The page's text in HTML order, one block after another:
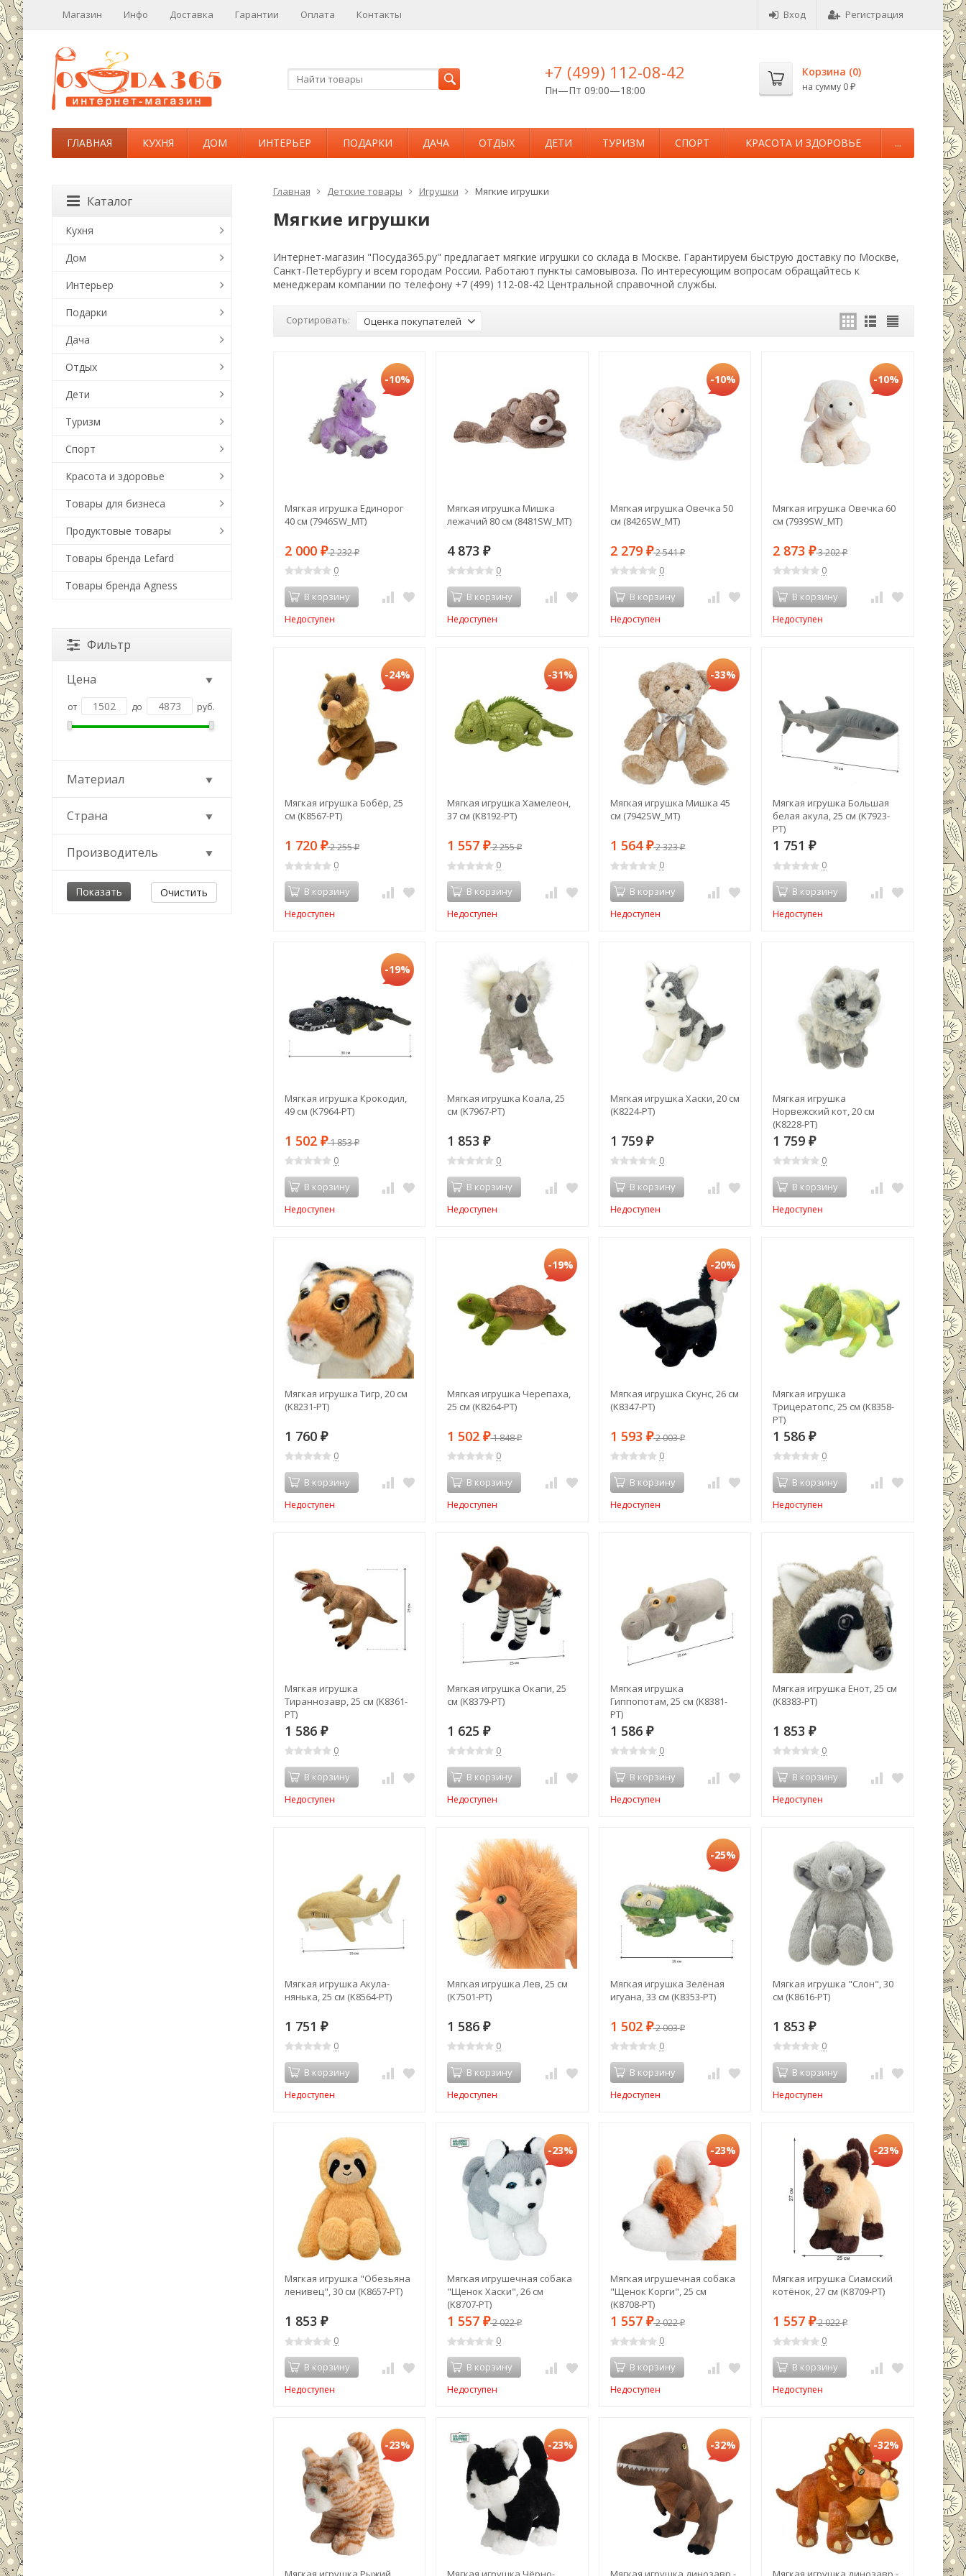
Магазин Инфо Доставка Гарантии Оплата Контакты Вход Регистрация
+7 (499) 112-08-42
Пн—Пт 09:00—18:00
Корзина (0)
на сумму 0 ₽
ГЛАВНАЯ КУХНЯ ДОМ ИНТЕРЬЕР ПОДАРКИ ДАЧА ОТДЫХ ДЕТИ ТУРИЗМ СПОРТ КРАСОТА И ЗДОРОВЬЕ ...
Главная Детские товары Игрушки Мягкие игрушки
Мягкие игрушки
Интернет-магазин "Посуда365.ру" предлагает мягкие игрушки со склада в Москве. Гарантируем быструю доставку по Москве,
Санкт-Петербургу и всем городам России. Работают пункты самовывоза. По интересующим вопросам обращайтесь к
менеджерам компании по телефону +7 (499) 112-08-42 Центральной справочной службы.
Сортировать: Оценка покупателей
-10%
Мягкая игрушка Единорог
40 см (7946SW_MT)
2 000 ₽2 232₽
0
В корзину
Недоступен
Мягкая игрушка Мишка
лежачий 80 см (8481SW_MT)
4 873₽
0
В корзину
Недоступен
-10%
Мягкая игрушка Овечка 50
см (8426SW_MT)
2 279 ₽2 541₽
0
В корзину
Недоступен
-10%
Мягкая игрушка Овечка 60
см (7939SW_MT)
2 873₽3 202₽
0
В корзину
Недоступен
-24%
Мягкая игрушка Бобёр, 25
см (K8567-PT)
1 720 ₽2 255₽
0
В корзину
Недоступен
-31%
Мягкая игрушка Хамелеон,
37 см (K8192-PT)
1 557₽2 255₽
0
В корзину
Недоступен
-33%
Мягкая игрушка Мишка 45
см (7942SW_MT)
1 564 ₽2 323₽
0
В корзину
Недоступен
Мягкая игрушка Большая
белая акула, 25 см (K7923-
PT)
1 751₽
0
В корзину
Недоступен
-19%
Мягкая игрушка Крокодил,
49 см (K7964-PT)
1 502 ₽1 853₽
0
В корзину
Недоступен
Мягкая игрушка Коала, 25
см (K7967-PT)
1 853₽
0
В корзину
Недоступен
Мягкая игрушка Хаски, 20 см
(K8224-PT)
1 759 ₽
0
В корзину
Недоступен
Мягкая игрушка
Норвежский кот, 20 см
(K8228-PT)
1 759₽
0
В корзину
Недоступен
Мягкая игрушка Тигр, 20 см
(K8231-PT)
1 760 ₽
0
В корзину
Недоступен
-19%
Мягкая игрушка Черепаха,
25 см (K8264-PT)
1 502₽1 848₽
0
В корзину
Недоступен
-20%
Мягкая игрушка Скунс, 26 см
(K8347-PT)
1 593 ₽2 003₽
0
В корзину
Недоступен
Мягкая игрушка
Трицератопс, 25 см (K8358-
PT)
1 586₽
0
В корзину
Недоступен
Мягкая игрушка
Тираннозавр, 25 см (K8361-
PT)
1 586 ₽
0
В корзину
Недоступен
Мягкая игрушка Окапи, 25
см (K8379-PT)
1 625₽
0
В корзину
Недоступен
Мягкая игрушка
Гиппопотам, 25 см (K8381-
PT)
1 586 ₽
0
В корзину
Недоступен
Мягкая игрушка Енот, 25 см
(K8383-PT)
1 853₽
0
В корзину
Недоступен
Мягкая игрушка Акула-
нянька, 25 см (K8564-PT)
1 751 ₽
0
В корзину
Недоступен
Мягкая игрушка Лев, 25 см
(K7501-PT)
1 586₽
0
В корзину
Недоступен
-25%
Мягкая игрушка Зелёная
игуана, 33 см (K8353-PT)
1 502 ₽2 003₽
0
В корзину
Недоступен
Мягкая игрушка "Слон", 30
см (K8616-PT)
1 853₽
0
В корзину
Недоступен
Мягкая игрушка "Обезьяна
ленивец", 30 см (K8657-PT)
1 853 ₽
0
В корзину
Недоступен
-23%
Мягкая игрушечная собака
"Щенок Хаски", 26 см
(K8707-PT)
1 557₽2 022₽
0
В корзину
Недоступен
-23%
Мягкая игрушечная собака
"Щенок Корги", 25 см
(K8708-PT)
1 557 ₽2 022₽
0
В корзину
Недоступен
-23%
Мягкая игрушка Сиамский
котёнок, 27 см (K8709-PT)
1 557₽2 022₽
0
В корзину
Недоступен
-23% -23% -32% -32%
Каталог
Кухня
Дом
Интерьер
Подарки
Дача
Отдых
Дети
Туризм
Спорт
Красота и здоровье
Товары для бизнеса
Продуктовые товары
Товары бренда Lefard
Товары бренда Agness
Фильтр
Цена
от до руб.
Материал
Страна
Производитель
Очистить